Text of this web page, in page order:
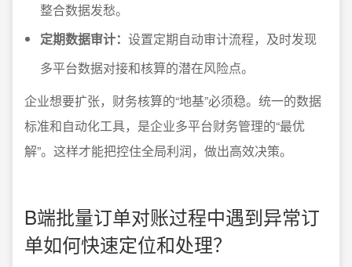
整合数据发愁。
定期数据审计： 设置定期自动审计流程，及时发现
多平台数据对接和核算的潜在风险点。
企业想要扩张，财务核算的“地基”必须稳。统一的数据
标准和自动化工具，是企业多平台财务管理的“最优
解”。这样才能把控住全局利润，做出高效决策。
B端批量订单对账过程中遇到异常订
单如何快速定位和处理？